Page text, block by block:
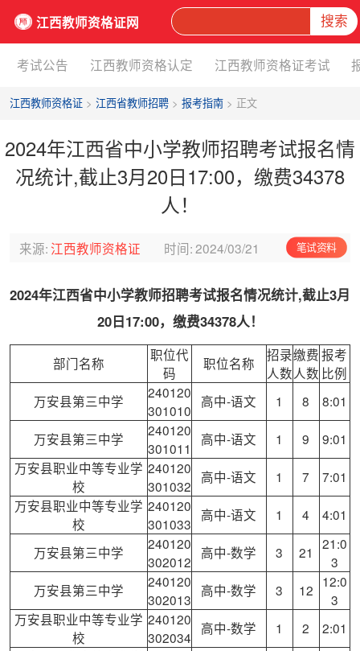
江西教师资格证网 搜索
考试公告 江西教师资格认定 江西教师资格证考试
江西教师资格证> 江西省教师招聘> 报考指南> 正文
2024年江西省中小学教师招聘考试报名情
况统计,截止3月20日17:00，缴费34378
人！
来源: 江西教师资格证 时间:2024/03/21 笔试资料
2024年江西省中小学教师招聘考试报名情况统计,截止3月
20日17:00，缴费34378人！
部门名称
职位代
码
职位名称
招录
人数
缴费
人数
报考
比例
万安县第三中学
240120
301010
高中-语文 1 8 8:01
万安县第三中学
240120
301011
高中-语文 1 9
9:01
万安县职业中等专业学
校
240120
301032
高中-语文 1 7
7:01
万安县职业中等专业学
校
240120
301033
高中-语文 1 4 4:01
万安县第三中学
240120
302012
高中-数学 3 21
21:0
3
万安县第三中学
240120
302013
高中-数学 3 12 12:0
3
万安县职业中等专业学
校
240120
302034
高中-数学 1 2
2:01